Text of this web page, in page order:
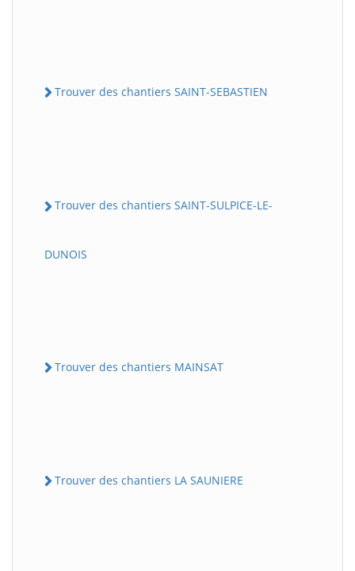
Trouver des chantiers SAINT-SEBASTIEN
Trouver des chantiers SAINT-SULPICE-LE-
DUNOIS
Trouver des chantiers MAINSAT
Trouver des chantiers LA SAUNIERE